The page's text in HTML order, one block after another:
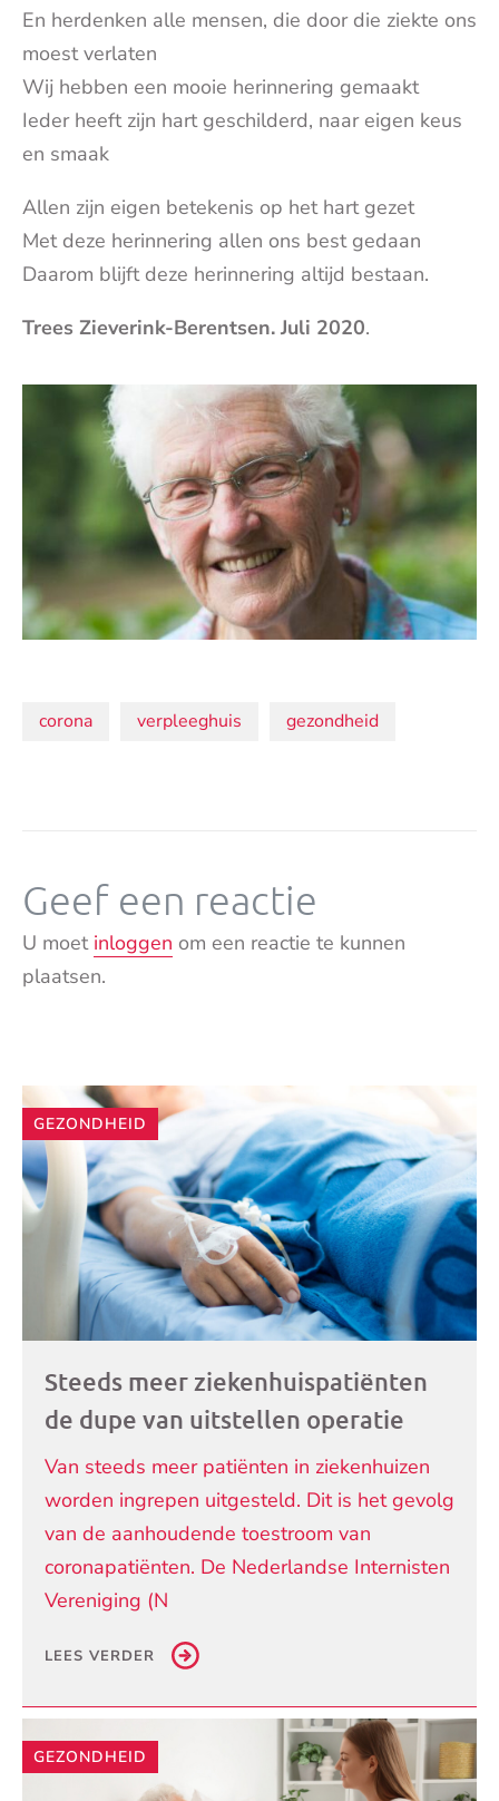
En herdenken alle mensen, die door die ziekte ons
moest verlaten
Wij hebben een mooie herinnering gemaakt
Ieder heeft zijn hart geschilderd, naar eigen keus
en smaak
Allen zijn eigen betekenis op het hart gezet
Met deze herinnering allen ons best gedaan
Daarom blijft deze herinnering altijd bestaan.
Trees Zieverink-Berentsen. Juli 2020.
Onderwerpen:
corona verpleeghuis gezondheid
Geef een reactie
U moet inloggen om een reactie te kunnen
plaatsen.
Andere
artikelen
GEZONDHEID
Steeds meer ziekenhuispatiënten
de dupe van uitstellen operatie
Van steeds meer patiënten in ziekenhuizen
worden ingrepen uitgesteld. Dit is het gevolg
van de aanhoudende toestroom van
coronapatiënten. De Nederlandse Internisten
Vereniging (N
LEES VERDER
GEZONDHEID